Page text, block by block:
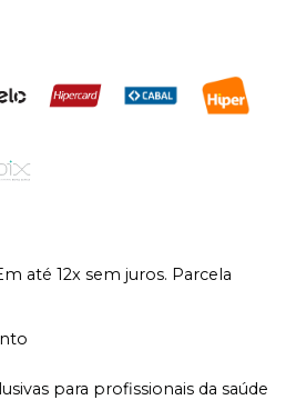
até 12x sem juros. Parcela
para profissionais da saúde